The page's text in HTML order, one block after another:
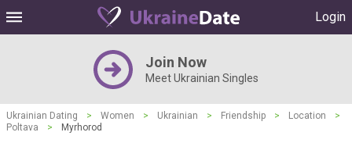
Login
Join Now
Meet Ukrainian Singles
Ukrainian Dating > Women > Ukrainian > Friendship > Location
>
Poltava
> Myrhorod